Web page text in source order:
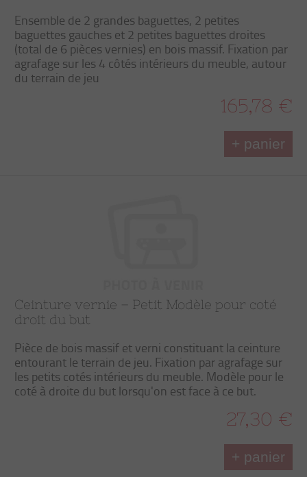
Ensemble de 2 grandes baguettes, 2 petites
baguettes gauches et 2 petites baguettes droites
(total de 6 pièces vernies) en bois massif. Fixation par
agrafage sur les 4 côtés intérieurs du meuble, autour
du terrain de jeu
165,78 €
+ panier
Ceinture vernie – Petit Modèle pour coté
droit du but
Pièce de bois massif et verni constituant la ceinture
entourant le terrain de jeu. Fixation par agrafage sur
les petits cotés intérieurs du meuble. Modèle pour le
coté à droite du but lorsqu'on est face à ce but.
27,30 €
+ panier